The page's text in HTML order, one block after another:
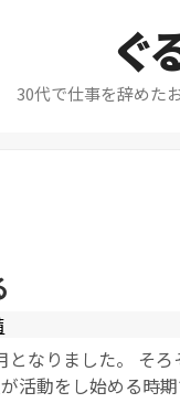
ぐ
30代で仕事を辞めた
となりました。 そ
活動をし始める時